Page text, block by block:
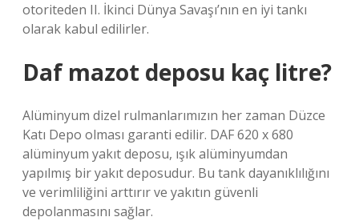
otoriteden II. İkinci Dünya Savaşı’nın en iyi tankı
olarak kabul edilirler.
Daf mazot deposu kaç litre?
Alüminyum dizel rulmanlarımızın her zaman Düzce
Katı Depo olması garanti edilir. DAF 620 x 680
alüminyum yakıt deposu, ışık alüminyumdan
yapılmış bir yakıt deposudur. Bu tank dayanıklılığını
ve verimliliğini arttırır ve yakıtın güvenli
depolanmasını sağlar.